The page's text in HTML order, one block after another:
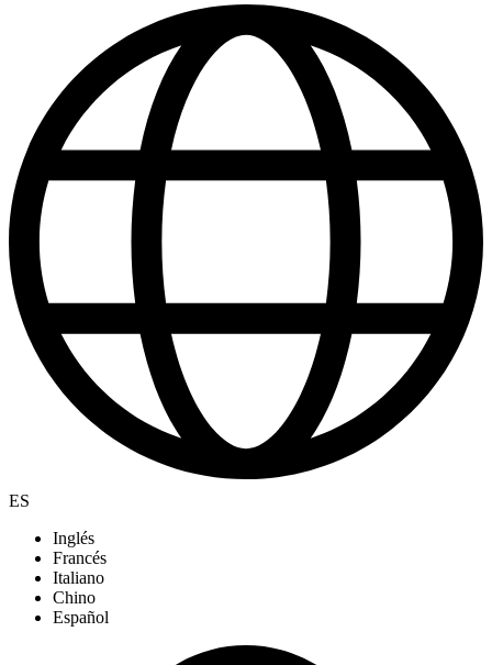
ES
Inglés
Francés
Italiano
Chino
Español